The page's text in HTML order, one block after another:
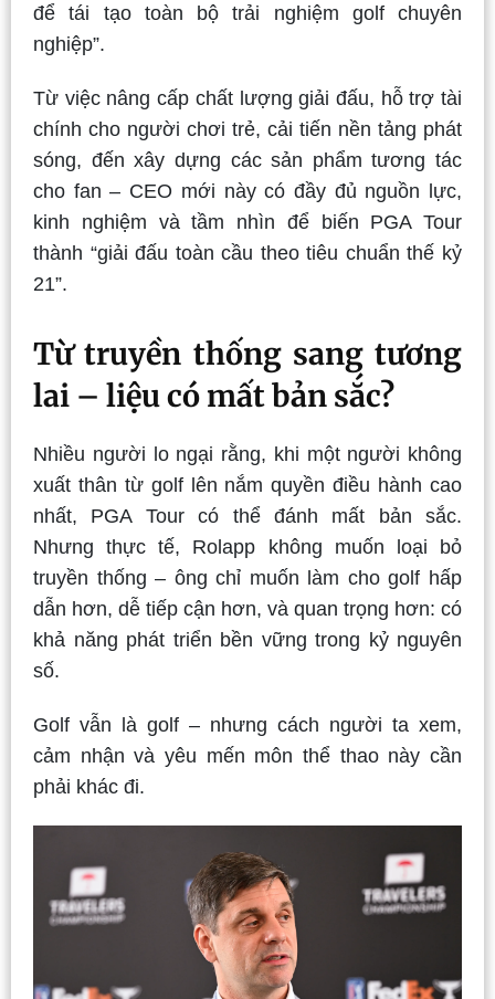
để tái tạo toàn bộ trải nghiệm golf chuyên
nghiệp”.
Từ việc nâng cấp chất lượng giải đấu, hỗ trợ tài
chính cho người chơi trẻ, cải tiến nền tảng phát
sóng, đến xây dựng các sản phẩm tương tác
cho fan – CEO mới này có đầy đủ nguồn lực,
kinh nghiệm và tầm nhìn để biến PGA Tour
thành “giải đấu toàn cầu theo tiêu chuẩn thế kỷ
21”.
Từ truyền thống sang tương
lai – liệu có mất bản sắc?
Nhiều người lo ngại rằng, khi một người không
xuất thân từ golf lên nắm quyền điều hành cao
nhất, PGA Tour có thể đánh mất bản sắc.
Nhưng thực tế, Rolapp không muốn loại bỏ
truyền thống – ông chỉ muốn làm cho golf hấp
dẫn hơn, dễ tiếp cận hơn, và quan trọng hơn: có
khả năng phát triển bền vững trong kỷ nguyên
số.
Golf vẫn là golf – nhưng cách người ta xem,
cảm nhận và yêu mến môn thể thao này cần
phải khác đi.